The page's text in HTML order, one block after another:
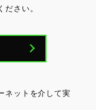
ださい。
ネットを介して実